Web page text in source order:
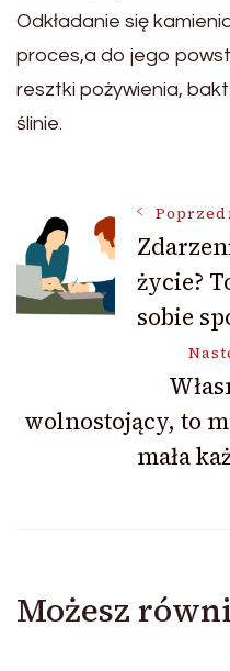
Odkładanie się
proces,a do jego
resztki pożywienia,
ślinie.
Nawigacja
wpisużycie?
sobie
wolnostojący, to
mała
Możesz